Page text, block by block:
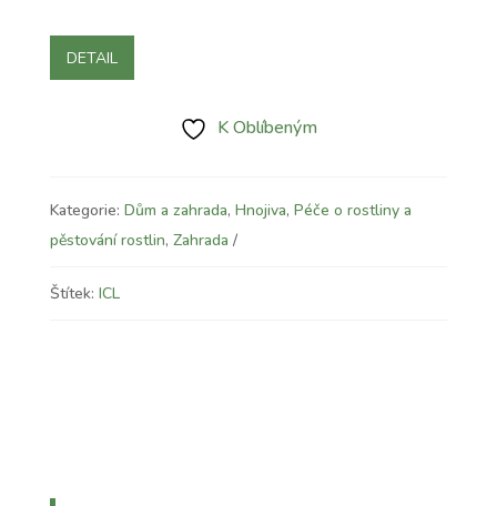
DETAIL
K Oblíbeným
Kategorie: Dům a zahrada, Hnojiva, Péče o rostliny a
pěstování rostlin, Zahrada
Štítek: ICL